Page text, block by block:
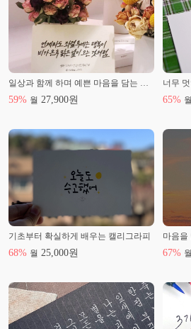
일상과 함께 하며 예쁜 마음을 담는 펜 캘리그라피
59% 월 27,900원
너무
65% 월
기초부터 확실하게 배우는 캘리그라피
68% 월 25,000원 67% 월